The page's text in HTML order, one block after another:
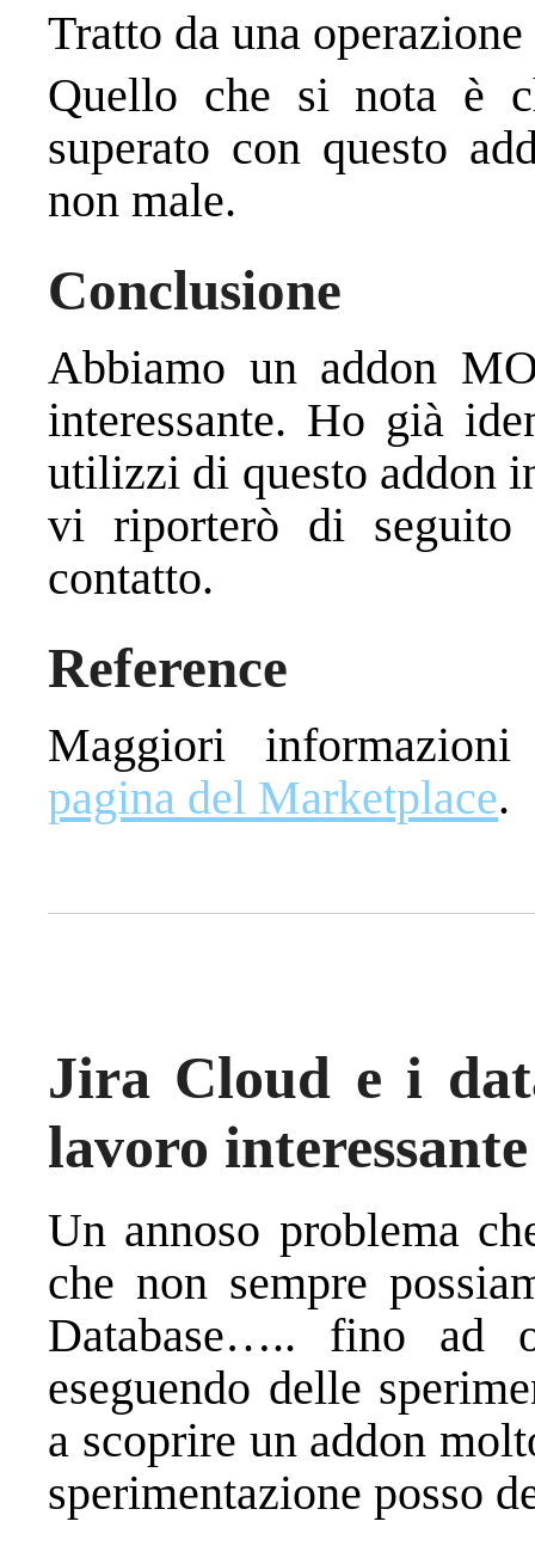
Tratto da una
Quello che si nota è
superato con questo
non male.
Conclusione
Abbiamo un addon
interessante. Ho già
utilizzi di questo addon
vi riporterò di
contatto.
Reference
Maggiori
pagina del Marketplace.
Jira Cloud e i
lavoro interessante
Un annoso problema
che non sempre
Database….. fino ad
eseguendo delle
a scoprire un addon
sperimentazione posso